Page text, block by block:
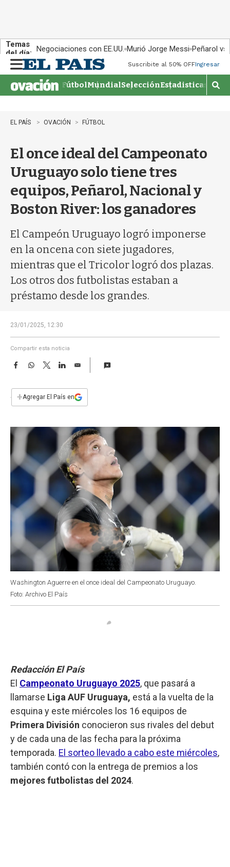
Temas
del día: Negociaciones con EE.UU. Murió Jorge Messi Peñarol
n
u
Suscribite al 50% OFFIngresar
FútbolMundialSelecciónEstadisticas
M
o
EL PAÍS OVACIÓN FÚTBOL
El once ideal del Campeonato
Uruguayo solo tiene tres
equipos, Peñarol, Nacional y
Boston River: los ganadores
El Campeón Uruguayo logró imponerse
en la oncena con siete jugadores,
mientras que el Tricolor logró dos plazas.
Los otros dos futbolistas estaban a
préstamo desde los grandes.
23/01/2025, 12:30
Compartir esta noticia
F
e
b
W
s
T
w
t
L
E
i
l
+Agregar El País en
Washington Aguerre en el once ideal del Campeonato Uruguayo.
Foto: Archivo El País
Redacción El País
El Campeonato Uruguayo 2025, que pasará a
llamarse Liga AUF Uruguaya, está a la vuelta de la
esquina y este miércoles los 16 equipos de
Primera División conocieron sus rivales del debut
y de cada una de las fecha para la próxima
temporada. El sorteo llevado a cabo este miércoles,
también contó con la entrega de premios a los
mejores futbolistas del 2024.